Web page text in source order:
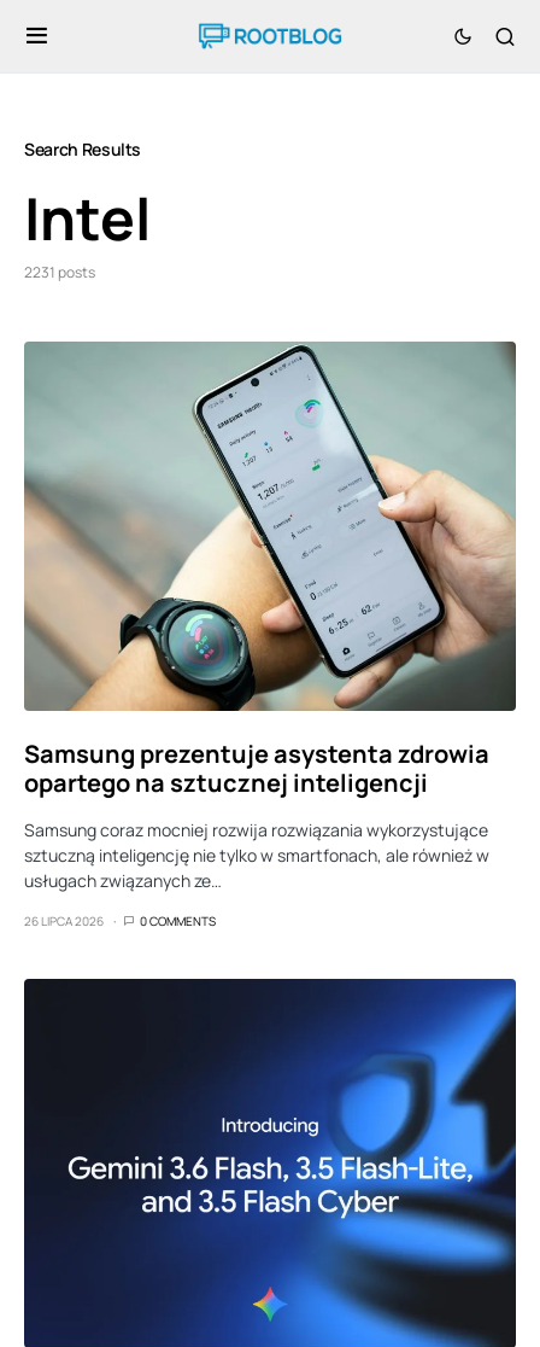
Search Results
Intel
2231 posts
Samsung prezentuje asystenta zdrowia
opartego na sztucznej inteligencji
Samsung coraz mocniej rozwija rozwiązania wykorzystujące
sztuczną inteligencję nie tylko w smartfonach, ale również w
usługach związanych ze…
26 LIPCA 2026 0 COMMENTS